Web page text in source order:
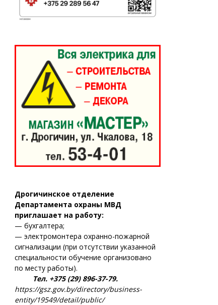
Дрогичинское отделение
Департамента охраны МВД
приглашает на работу:
— бухгалтера;
— электромонтера охранно-пожарной
сигнализации (при отсутствии указанной
специальности обучение организовано
по месту работы).
Тел. +375 (29) 896-37-79.
https://gsz.gov.by/directory/business-
entity/19549/detail/public/